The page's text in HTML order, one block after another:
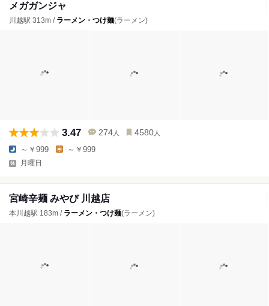
メガガンジャ
川越駅 313m / ラーメン・つけ麺(ラーメン)
3.47 274 人 4580 人
～￥999 ～￥999
月曜日
宮崎辛麺 みやび 川越店
本川越駅 183m / ラーメン・つけ麺(ラーメン)